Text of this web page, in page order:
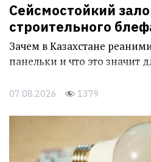
Сейсмостойкий
строительного
Зачем в Казахстане
панельки и что это значит
07.08.2026 1379